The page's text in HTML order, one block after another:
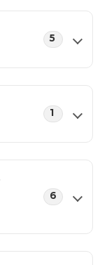
5
1
6